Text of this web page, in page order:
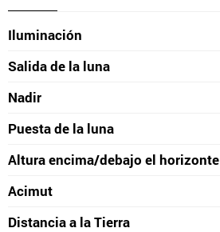
Iluminación
Salida de la luna
Nadir
Puesta de la luna
Altura encima/debajo el horizonte
Acimut
Distancia a la Tierra